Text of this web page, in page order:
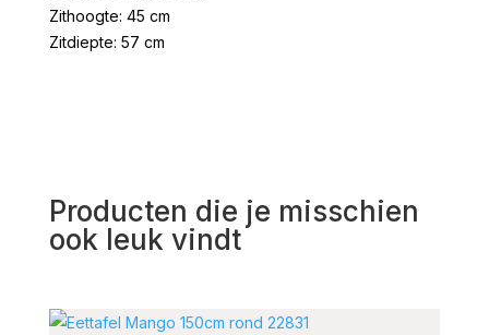
Zithoogte: 45 cm
Zitdiepte: 57 cm
Producten die je misschien
ook leuk vindt